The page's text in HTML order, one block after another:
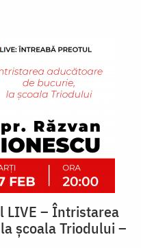
LIVE – Întristarea
școala Triodului –